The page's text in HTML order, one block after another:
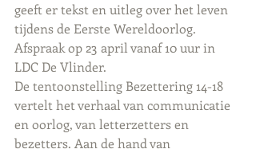
geeft er tekst en uitleg over het leven
tijdens de Eerste Wereldoorlog.
Afspraak op 23 april vanaf 10 uur in
LDC De Vlinder.
De tentoonstelling Bezettering 14-18
vertelt het verhaal van communicatie
en oorlog, van letterzetters en
bezetters. Aan de hand van